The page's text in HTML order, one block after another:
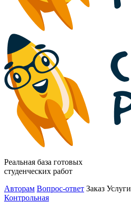
Реальная база готовых
студенческих работ
Авторам Вопрос-ответ Заказ Услуги
Контрольная